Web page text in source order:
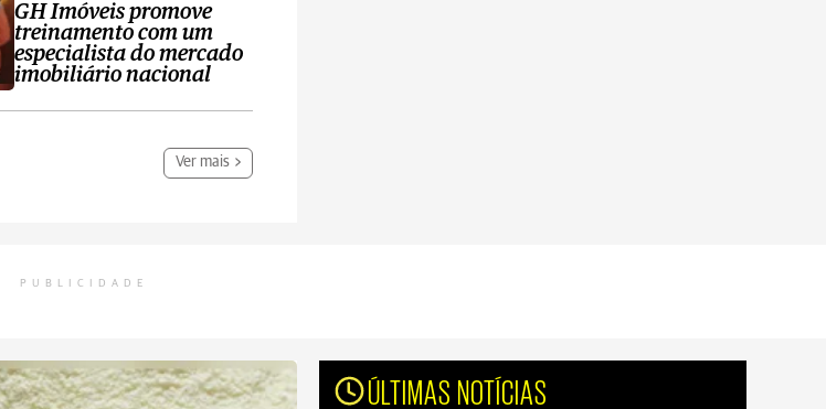
GH Imóveis promove
treinamento com um
especialista do mercado
imobiliário nacional
Ver mais
PUBLICIDADE
ÚLTIMAS NOTÍCIAS